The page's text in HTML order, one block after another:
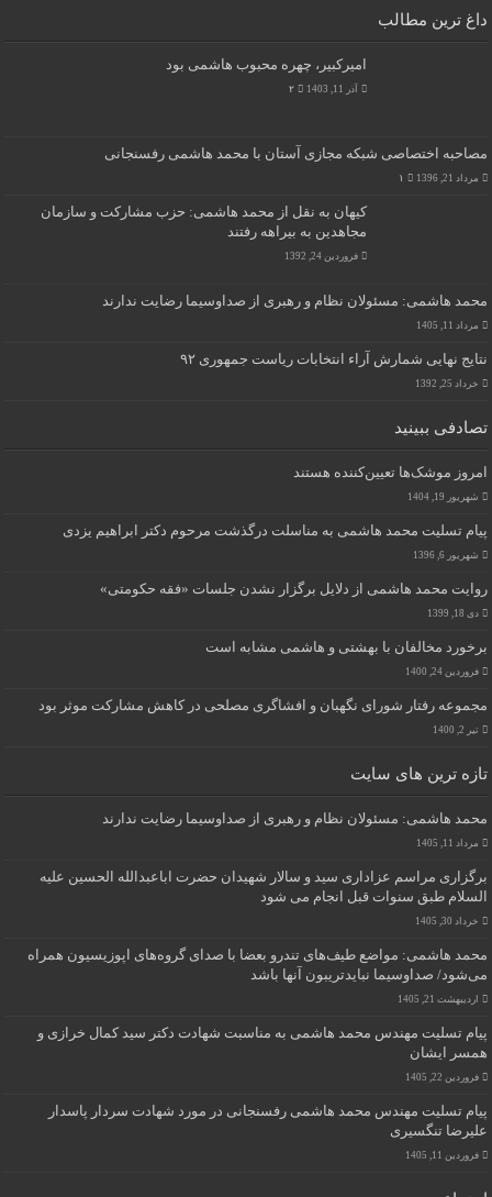
داغ ترین مطالب
امیرکبیر، چهره محبوب هاشمی بود
آذر 11, 1403 ۲
مصاحبه اختصاصی شبکه مجازی آستان با محمد هاشمی رفسنجانی
مرداد 21, 1396 ۱
کیهان به نقل از محمد هاشمی: حزب مشارکت و سازمان
مجاهدین به بیراهه رفتند
فروردین 24, 1392
محمد هاشمی: مسئولان نظام و رهبری از صداوسیما رضایت ندارند
مرداد 11, 1405
نتایج نهایی شمارش آراء انتخابات ریاست جمهوری ۹۲
خرداد 25, 1392
تصادفی ببینید
امروز موشک‌ها تعیین‌کننده هستند
شهریور 19, 1404
پیام تسلیت محمد هاشمی به مناسلت درگذشت مرحوم دکتر ابراهیم یزدی
شهریور 6, 1396
روایت محمد هاشمی از دلایل برگزار نشدن جلسات «فقه حکومتی»
دی 18, 1399
برخورد مخالفان با بهشتی و هاشمی مشابه است
فروردین 24, 1400
مجموعه رفتار شورای نگهبان و افشاگری مصلحی در کاهش مشارکت موثر بود
تیر 2, 1400
تازه ترین های سایت
محمد هاشمی: مسئولان نظام و رهبری از صداوسیما رضایت ندارند
مرداد 11, 1405
برگزاری مراسم عزاداری سید و سالار شهیدان حضرت اباعبدالله الحسین علیه
السلام طبق سنوات قبل انجام می شود
خرداد 30, 1405
محمد هاشمی: مواضع طیف‌های تندرو بعضا با صدای گروه‌های اپوزیسیون همراه
می‌شود/ صداوسیما نبایدتریبون آنها باشد
اردیبهشت 21, 1405
پیام تسلیت مهندس محمد هاشمی به مناسبت شهادت دکتر سید کمال خرازی و
همسر ایشان
فروردین 22, 1405
پیام تسلیت مهندس محمد هاشمی رفسنجانی در مورد شهادت سردار پاسدار
علیرضا تنگسیری
فروردین 11, 1405